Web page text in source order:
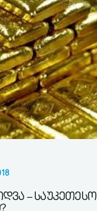
– საუკეთესო